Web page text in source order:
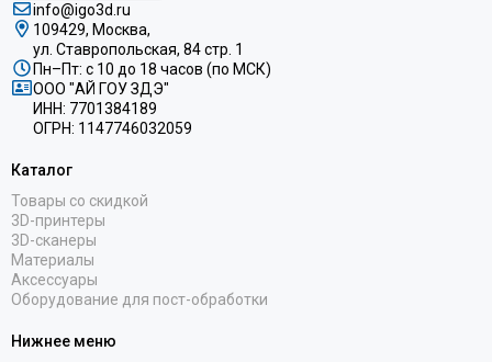
info@igo3d.ru
109429, Москва,
ул. Ставропольская, 84 стр. 1
Пн–Пт: с 10 до 18 часов (по МСК)
ООО "АЙ ГОУ ЗДЭ"
ИНН: 7701384189
ОГРН: 1147746032059
Каталог
Товары со скидкой
3D-принтеры
3D-сканеры
Материалы
Аксессуары
Оборудование для пост-обработки
Нижнее меню